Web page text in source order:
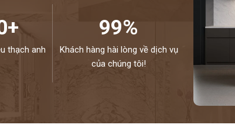
0972101656 - 0946916986
thạch anh
99%
Khách hàng hài lòng về dịch vụ
của chúng tôi!